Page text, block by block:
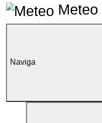
Meteo
Naviga